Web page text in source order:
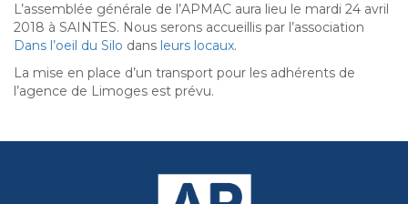
L’assemblée générale de l’APMAC aura lieu le mardi 24 avril
2018 à SAINTES. Nous serons accueillis par l’association
Dans l’oeil du Silo dans leurs locaux.
La mise en place d’un transport pour les adhérents de
l’agence de Limoges est prévu.